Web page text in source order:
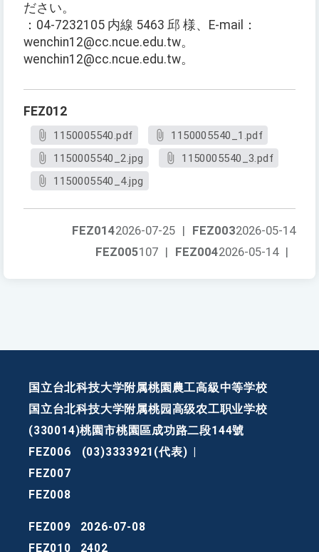
ださい。
：04-7232105 内線 5463 邱 様、E-mail：
wenchin12@cc.ncue.edu.tw。
wenchin12@cc.ncue.edu.tw。
FEZ012
1150005540.pdf
1150005540_1.pdf
1150005540_2.jpg
1150005540_3.pdf
1150005540_4.jpg
FEZ0032026-05-14
FEZ0142026-07-25 |
FEZ0042026-05-14 |
FEZ005107 |
国立台北科技大学附属桃園農工高級中等学校
国立台北科技大学附属桃园高级农工职业学校
(330014)桃園市桃園區成功路二段144號
FEZ006
(03)3333921(代表)
FEZ007
FEZ008
FEZ009
2026-07-08
FEZ010
2402